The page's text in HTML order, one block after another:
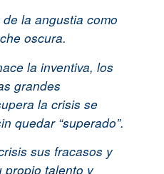
la angustia como
oscura.
la inventiva, los
grandes
la crisis se
quedar “superado”.
sus fracasos y
propio talento y